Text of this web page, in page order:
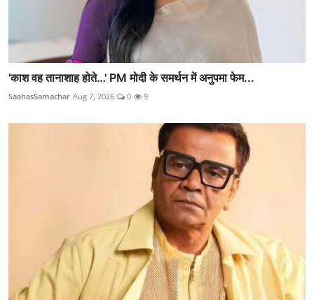
'काश वह तानाशाह होते…' PM मोदी के समर्थन में अनुपमा फेम...
SaahasSamachar Aug 7, 2026 0 9